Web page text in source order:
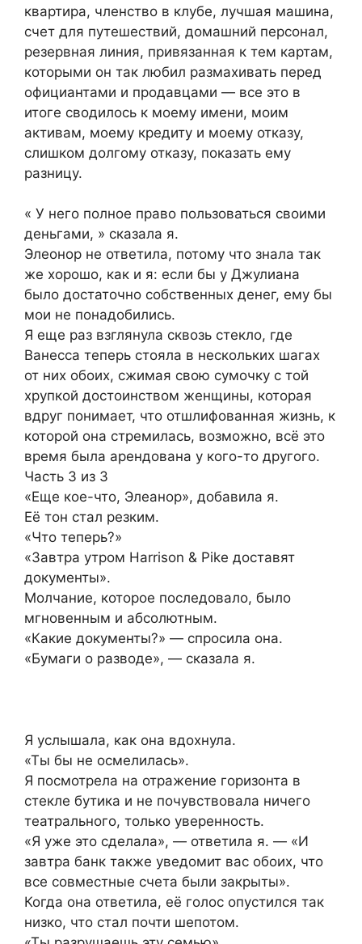
квартира, членство в клубе, лучшая машина,
счет для путешествий, домашний персонал,
резервная линия, привязанная к тем картам,
которыми он так любил размахивать перед
официантами и продавцами — все это в
итоге сводилось к моему имени, моим
активам, моему кредиту и моему отказу,
слишком долгому отказу, показать ему
разницу.
« У него полное право пользоваться своими
деньгами, » сказала я.
Элеонор не ответила, потому что знала так
же хорошо, как и я: если бы у Джулиана
было достаточно собственных денег, ему бы
мои не понадобились.
Я еще раз взглянула сквозь стекло, где
Ванесса теперь стояла в нескольких шагах
от них обоих, сжимая свою сумочку с той
хрупкой достоинством женщины, которая
вдруг понимает, что отшлифованная жизнь, к
которой она стремилась, возможно, всё это
время была арендована у кого-то другого.
Часть 3 из 3
«Еще кое-что, Элеанор», добавила я.
Её тон стал резким.
«Что теперь?»
«Завтра утром Harrison & Pike доставят
документы».
Молчание, которое последовало, было
мгновенным и абсолютным.
«Какие документы?» — спросила она.
«Бумаги о разводе», — сказала я.
Я услышала, как она вдохнула.
«Ты бы не осмелилась».
Я посмотрела на отражение горизонта в
стекле бутика и не почувствовала ничего
театрального, только уверенность.
«Я уже это сделала», — ответила я. — «И
завтра банк также уведомит вас обоих, что
все совместные счета были закрыты».
Когда она ответила, её голос опустился так
низко, что стал почти шепотом.